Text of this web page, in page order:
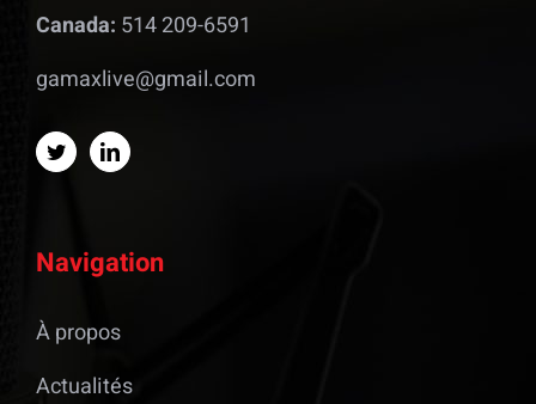
Canada: 514 209-6591
gamaxlive@gmail.com
Navigation
À propos
Actualités